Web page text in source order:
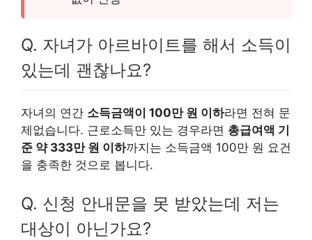
Q. 자녀가 아르바이트를 해서 소득이
있는데 괜찮나요?
자녀의 연간 소득금액이 100만 원 이하라면 전혀 문
제없습니다. 근로소득만 있는 경우라면 총급여액 기
준 약 333만 원 이하까지는 소득금액 100만 원 요건
을 충족한 것으로 봅니다.
Q. 신청 안내문을 못 받았는데 저는
대상이 아닌가요?